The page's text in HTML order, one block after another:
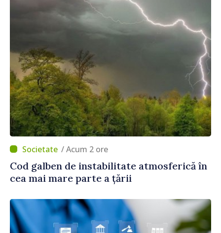
/ Acum 2 ore
Cod galben de instabilitate atmosferică în
cea mai mare parte a țării